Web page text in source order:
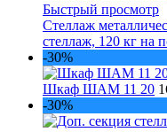
Быстрый просмотр
Стеллаж
стеллаж, 120 кг на
-30%
Шкаф ШАМ 11 20
-30%